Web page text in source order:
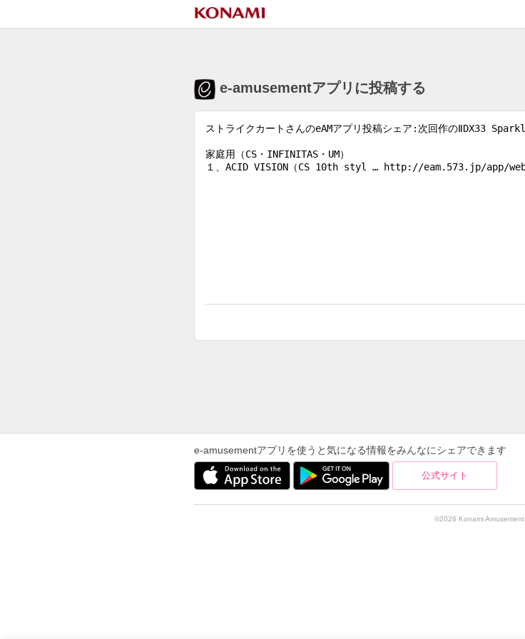
e-amusementアプリに投稿する
e-amusementアプリを使うと気になる情報をみんなにシェアできます
公式サイト
©2026 Konami Amusement